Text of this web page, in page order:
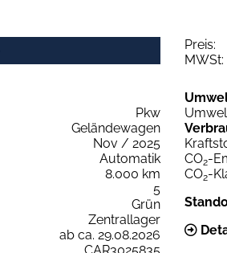
Preis:
MWSt:
Pkw
Geländewagen
Nov / 2025
Automatik
8.000 km
5
Grün
Zentrallager
ab ca. 29.08.2026
CAR3025835
CO2-
CO2-